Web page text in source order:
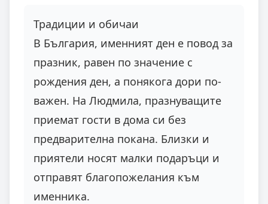
Традиции и обичаи
В България, именният ден е повод за
празник, равен по значение с
рождения ден, а понякога дори по-
важен. На Людмила, празнуващите
приемат гости в дома си без
предварителна покана. Близки и
приятели носят малки подаръци и
отправят благопожелания към
именника.